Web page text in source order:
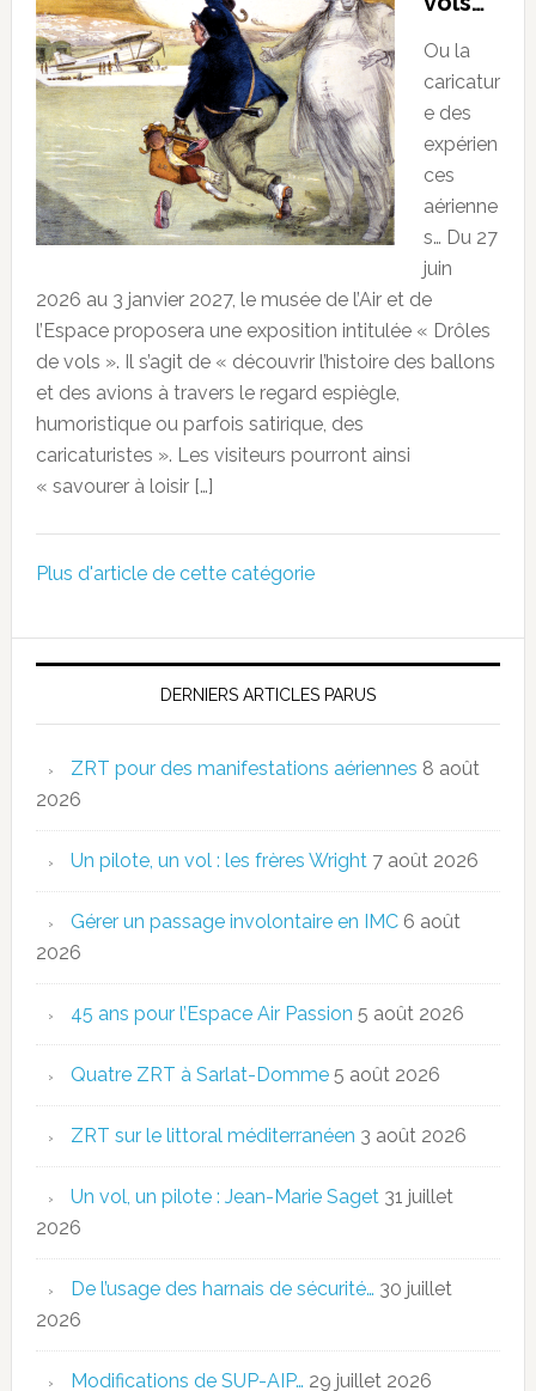
Ou la
caricatur
e des
expérien
ces
aérienne
s… Du 27
juin
2026 au 3 janvier 2027, le musée de l’Air et de
l’Espace proposera une exposition intitulée « Drôles
de vols ». Il s’agit de « découvrir l’histoire des ballons
et des avions à travers le regard espiègle,
humoristique ou parfois satirique, des
caricaturistes ». Les visiteurs pourront ainsi
« savourer à loisir […]
Plus d'article de cette catégorie
DERNIERS ARTICLES PARUS
ZRT pour des manifestations aériennes 8 août
2026
Un pilote, un vol : les frères Wright 7 août 2026
Gérer un passage involontaire en IMC 6 août
2026
45 ans pour l’Espace Air Passion 5 août 2026
Quatre ZRT à Sarlat-Domme 5 août 2026
ZRT sur le littoral méditerranéen 3 août 2026
Un vol, un pilote : Jean-Marie Saget 31 juillet
2026
De l’usage des harnais de sécurité… 30 juillet
2026
Modifications de SUP-AIP… 29 juillet 2026